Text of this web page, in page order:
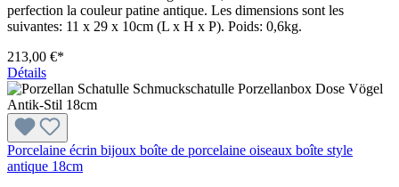
perfection la couleur patine antique. Les dimensions sont les
suivantes: 11 x 29 x 10cm (L x H x P). Poids: 0,6kg.
213,00 €*
Détails
Porcelaine écrin bijoux boîte de porcelaine oiseaux boîte style
antique 18cm